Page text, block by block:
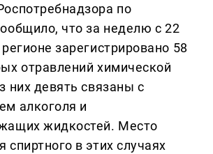
по
что за неделю с 22
зарегистрировано 58
отравлений химической
них девять связаны с
алкоголя и
жидкостей. Место
спиртного в этих случаях